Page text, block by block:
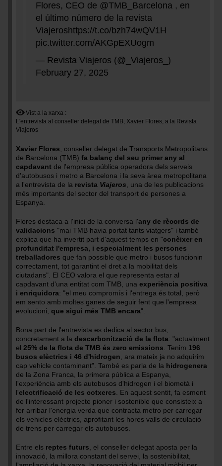
Flores, CEO de @TMB_Barcelona , en
el último número de la revista
Viajeros https://t.co/bzh74wQV1H
pic.twitter.com/AKGpEXUogm
— Revista Viajeros (@_Viajeros_)
February 27, 2025
Vist a la xarxa
L'entrevista al conseller delegat de TMB, Xavier Flores, a la Revista
Viajeros
Xavier Flores , conseller delegat de Transports Metropolitans
de Barcelona (TMB) fa balanç del seu primer any al
capdavant de l'empresa pública operadora dels serveis
d'autobusos i metro a Barcelona i la seva àrea metropolitana
a l'entrevista de la revista Viajeros , una de les publicacions
més importants del sector del transport de persones a
Espanya.
Flores destaca a l'inici de la conversa l'any de rècords de
validacions "mai TMB havia portat tants viatgers" i també
explica que ha invertit part d'aquest temps en "conèixer en
profunditat l'empresa, i especialment les persones
treballadores que fan possible que metro i busos funcionin
correctament, tot garantint el dret a la mobilitat dels
ciutadans". El CEO valora el que representa estar al
capdavant d'una entitat com TMB, una experiència positiva
i enriquidora: "el meu compromís i l'entrega és total, però
em sento amb moltes ganes de seguir fent que l'empresa
evolucioni, que sigui més TMB encara".
Bona part de l'entrevista es dedica al sector bus,
concretament a la descarbonització de la flota: "actualment
el 25% de la flota de TMB és zero emissions . Tenim 196
busos elèctrics i 46 d'hidrogen , ara mateix ja no adquirim
cap vehicle contaminant". També es parla de la hidrogenera
de la Zona Franca, la primera pública a Espanya,
l'experiència amb els autobusos d'hidrogen i el biometà i
l'electrificació de les cotxeres . En aquest sentit, fa esment
de l'interessant projecte pioner i sostenible que consisteix a
fer arribar l'energia verda que contracta metro per carregar
els vehicles elèctrics, aprofitant les hores valls de circulació
de trens per carregar els autobusos.
Entre els reptes futurs , el conseller delegat aposta per la
innovació, la millora constant del servei, la sostenibilitat,